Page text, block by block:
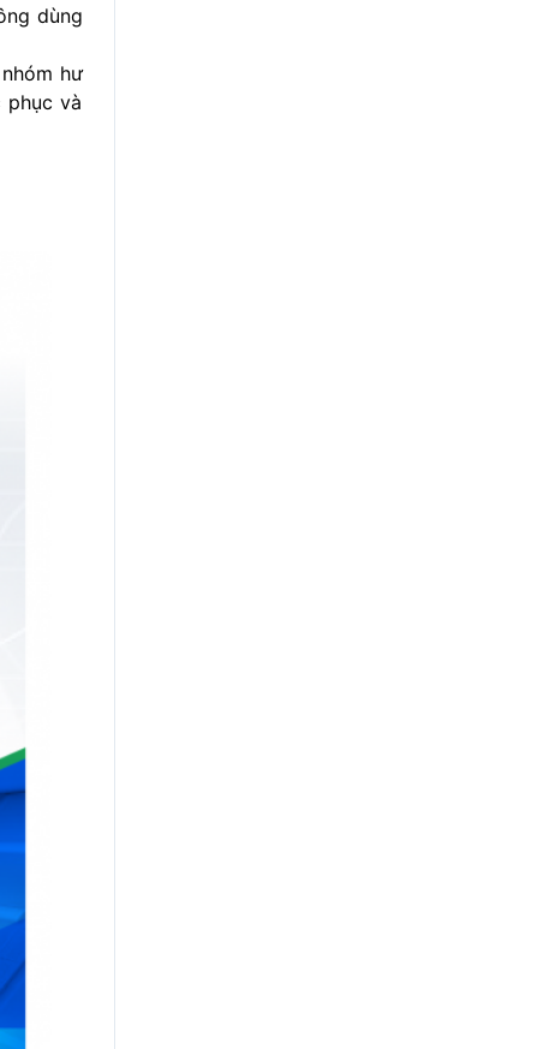
dùng
hư
phục và